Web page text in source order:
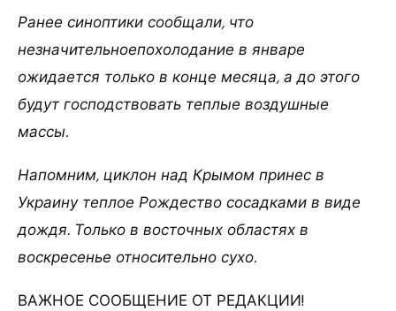
Ранее синоптики сообщали, что
незначительноепохолодание в январе
ожидается только в конце месяца, а до этого
будут господствовать теплые воздушные
массы.
Напомним, циклон над Крымом принес в
Украину теплое Рождество сосадками в виде
дождя. Только в восточных областях в
воскресенье относительно сухо.
ВАЖНОЕ СООБЩЕНИЕ ОТ РЕДАКЦИИ!